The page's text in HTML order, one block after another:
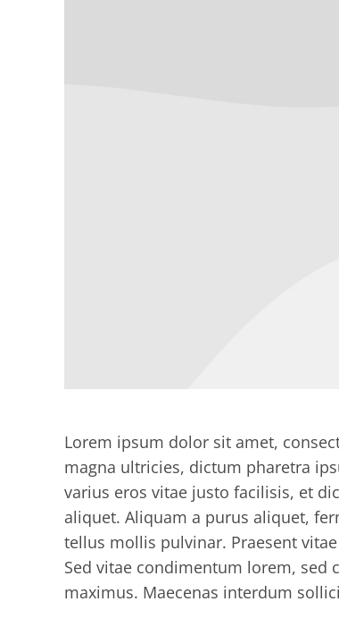
Lorem ipsum dolor sit amet,
magna ultricies, dictum pharetra
varius eros vitae justo facilisis, et
aliquet. Aliquam a purus aliquet,
tellus mollis pulvinar. Praesent
Sed vitae condimentum lorem,
maximus. Maecenas interdum